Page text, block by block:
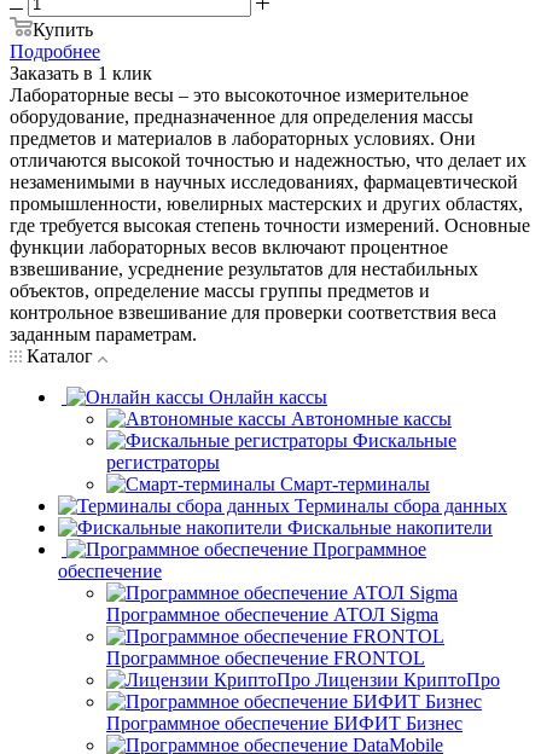
Купить
Подробнее
Заказать в 1 клик
Лабораторные весы – это высокоточное измерительное
оборудование, предназначенное для определения массы
предметов и материалов в лабораторных условиях. Они
отличаются высокой точностью и надежностью, что делает их
незаменимыми в научных исследованиях, фармацевтической
промышленности, ювелирных мастерских и других областях,
где требуется высокая степень точности измерений. Основные
функции лабораторных весов включают процентное
взвешивание, усреднение результатов для нестабильных
объектов, определение массы группы предметов и
контрольное взвешивание для проверки соответствия веса
заданным параметрам.
Каталог
Онлайн кассы
Автономные кассы
Фискальные
регистраторы
Смарт-терминалы
Терминалы сбора данных
Фискальные накопители
Программное
обеспечение
Программное обеспечение АТОЛ Sigma
Программное обеспечение FRONTOL
Лицензии КриптоПро
Программное обеспечение БИФИТ Бизнес